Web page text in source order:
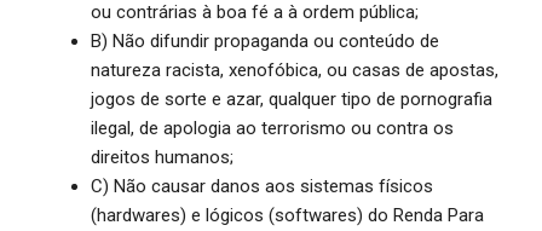
ou contrárias à boa fé a à ordem pública;
B) Não difundir propaganda ou conteúdo de
natureza racista, xenofóbica, ou casas de apostas,
jogos de sorte e azar, qualquer tipo de pornografia
ilegal, de apologia ao terrorismo ou contra os
direitos humanos;
C) Não causar danos aos sistemas físicos
(hardwares) e lógicos (softwares) do Renda Para